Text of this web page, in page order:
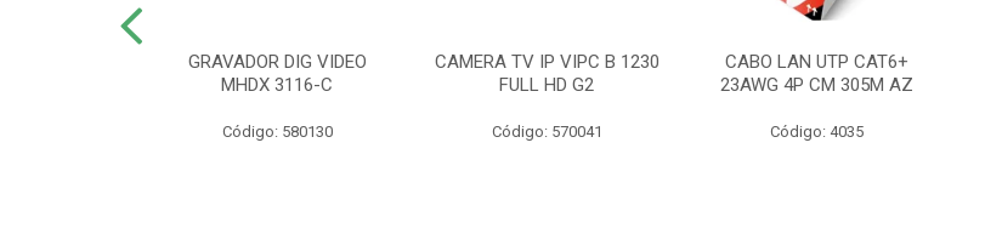
GRAVADOR DIG VIDEO
MHDX 3116-C
Código: 580130
CAMERA TV IP VIPC B 1230
FULL HD G2
Código: 570041
CABO LAN UTP CAT6+
23AWG 4P CM 305M AZ
Código: 4035